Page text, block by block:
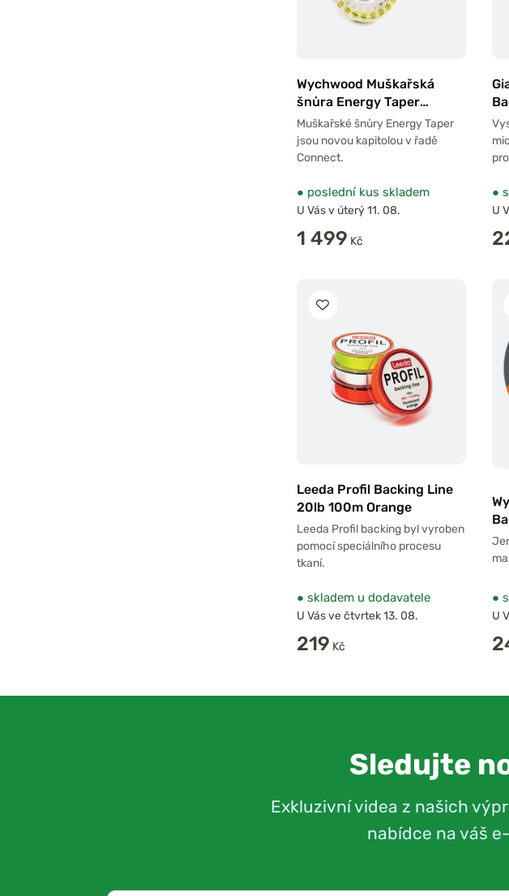
Wychwood Muškařská
šnůra Energy Taper
Hoverer WF#7
Muškařské šnůry Energy Taper
jsou novou kapitolou v řadě
Connect.
● poslední kus skladem
U Vás v úterý 11. 08.
1 499 Kč
●
U
Leeda Profil Backing Line
20lb 100m Orange
Leeda Profil backing byl vyroben
pomocí speciálního procesu
tkaní.
● skladem u dodavatele
U Vás ve čtvrtek 13. 08.
219 Kč
●
U
Sledujte
Exkluzivní videa z našich
nabídce na váš